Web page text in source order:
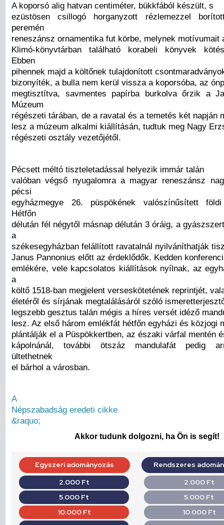
A koporsó alig hatvan centiméter, bükkfából készült, s
ezüstösen csillogó horganyzott rézlemezzel
peremén
reneszánsz ornamentika fut körbe, melynek motívumait
Klimó-könyvtárban található korabeli könyvek
Ebben
pihennek majd a költőnek tulajdonított
bizonyíték, a bulla nem kerül vissza a koporsóba, az
megtisztítva, savmentes papírba burkolva őrzik a
Múzeum
régészeti tárában, de a ravatal és a temetés két napján
lesz a múzeum alkalmi kiállításán, tudtuk meg Nagy
régészeti osztály vezetőjétől.
Pécsett méltó tiszteletadással helyezik immár talán
valóban végső nyugalomra a magyar reneszánsz
pécsi
egyházmegye 26. püspökének valószínűsített földi
Hétfőn
délután fél négytől másnap délután 3 óráig, a
a
székesegyházban felállított ravatalnál nyilváníthatják
Janus Pannonius előtt az érdeklődők. Kedden
emlékére, vele kapcsolatos kiállítások nyílnak, az
a
költő 1518-ban megjelent verseskötetének reprintjét,
életéről és sírjának megtalálásáról szóló
legszebb gesztus talán mégis a híres versét idéző
lesz. Az első három emlékfát hétfőn egyházi és közjogi
plántálják el a Püspökkertben, az északi várfal mentén
kápolnánál, további ötszáz mandulafát pedig
ültethetnek
el bárhol a városban.
A
Népszabadság eredeti cikke
&raquo;
Akkor tudunk dolgozni, ha Ön is segít!